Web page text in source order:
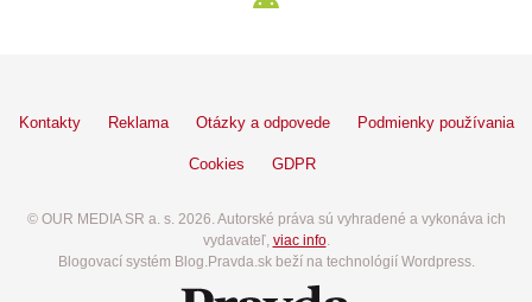
Kontakty Reklama Otázky a odpovede Podmienky používania
Cookies GDPR
© OUR MEDIA SR a. s. 2026. Autorské práva sú vyhradené a vykonáva ich
vydavateľ, viac info.
Blogovací systém Blog.Pravda.sk beží na technológií Wordpress.